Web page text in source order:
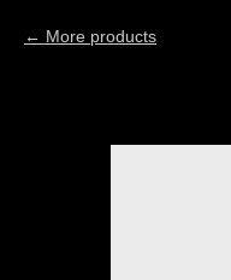
More products